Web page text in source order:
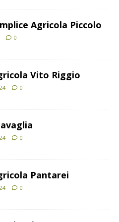
Agricola Piccolo
0
Vito Riggio
0
0
Pantarei
0